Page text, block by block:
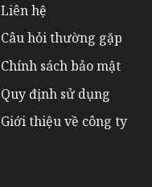
Liên hệ
Câu hỏi thường gặp
Chính sách bảo mật
Quy định sử dụng
Giới thiệu về công ty